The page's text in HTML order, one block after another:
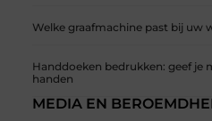
Welke graafmachine past bij uw
Handdoeken bedrukken: geef je
handen
MEDIA EN